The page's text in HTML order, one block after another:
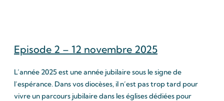
Episode 2 – 12 novembre 2025
L’année 2025 est une année jubilaire sous le signe de
l’espérance. Dans vos diocèses, il n’est pas trop tard pour
vivre un parcours jubilaire dans les églises dédiées pour